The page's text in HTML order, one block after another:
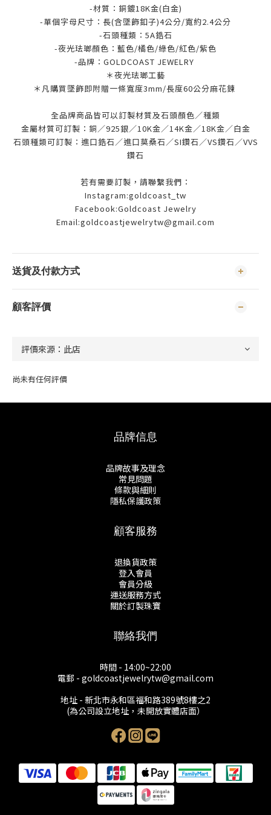
-材質：銅鍍18K金(白金)
-單個字母尺寸：長(含墜飾釦子)4公分/寬約2.4公分
-石頭種類：5A鋯石
-夜光珐瑯顏色：藍色/橘色/綠色/紅色/紫色
-品牌：GOLDCOAST JEWELRY
＊夜光珐瑯工藝
＊凡購買墜飾即附贈一條寬度3mm/長度60公分麻花鍊
全品牌商品皆可以訂製材質及石頭顏色／種類
金屬材質可訂製：銅／925銀／10K金／14K金／18K金／白金
石頭種類可訂製：進口鋯石／進口莫桑石／SI鑽石／VS鑽石／VVS
鑽石
若有需要訂製，請聯繫我們：
Instagram:goldcoast_tw
Facebook:Goldcoast Jewelry
Email:goldcoastjewelrytw@gmail.com
送貨及付款方式
顧客評價
尚未有任何評價
品牌信息
品牌故事及理念
常見問題
條款與細則
隱私保護政策
顧客服務
退換貨政策
登入會員
會員分級
運送服務方式
關於訂製珠寶
聯絡我們
時間 - 14:00~22:00
電郵 - goldcoastjewelrytw@gmail.com
地址 - 新北市永和區福和路389號8樓之2
(為公司設立地址，未開放實體店面）